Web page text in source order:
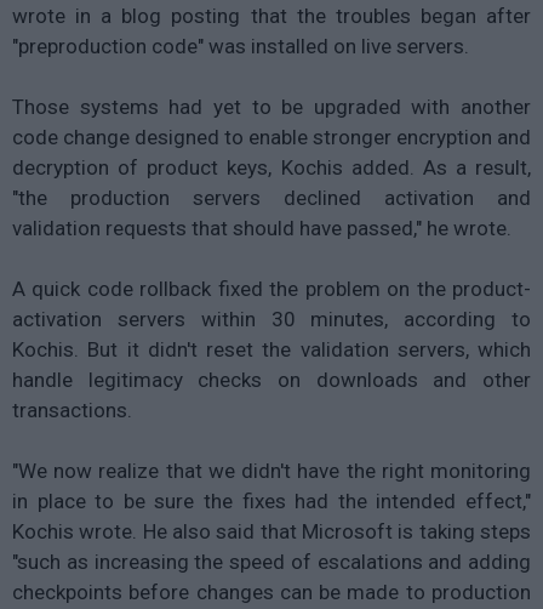
wrote in a blog posting that the troubles began after
"preproduction code" was installed on live servers.
Those systems had yet to be upgraded with another
code change designed to enable stronger encryption and
decryption of product keys, Kochis added. As a result,
"the production servers declined activation and
validation requests that should have passed," he wrote.
A quick code rollback fixed the problem on the product-
activation servers within 30 minutes, according to
Kochis. But it didn't reset the validation servers, which
handle legitimacy checks on downloads and other
transactions.
"We now realize that we didn't have the right monitoring
in place to be sure the fixes had the intended effect,"
Kochis wrote. He also said that Microsoft is taking steps
"such as increasing the speed of escalations and adding
checkpoints before changes can be made to production